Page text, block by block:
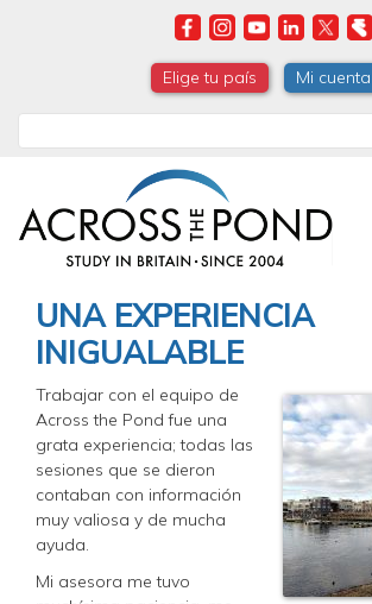
Elige tu país Mi cuenta
UNA EXPERIENCIA
INIGUALABLE
Trabajar con el equipo de
Across the Pond fue una
grata experiencia; todas las
sesiones que se dieron
contaban con información
muy valiosa y de mucha
ayuda.
Mi asesora me tuvo